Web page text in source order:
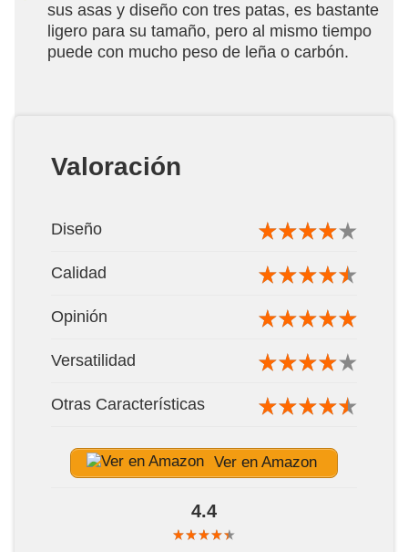
sus asas y diseño con tres patas, es bastante
ligero para su tamaño, pero al mismo tiempo
puede con mucho peso de leña o carbón.
Valoración
Diseño
Calidad
Opinión
Versatilidad
Otras Características
Ver en Amazon
4.4